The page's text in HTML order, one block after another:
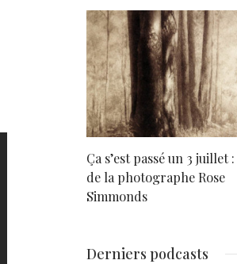
Ça s’est passé un 3 juillet
de la photographe Rose
Simmonds
Derniers podcasts